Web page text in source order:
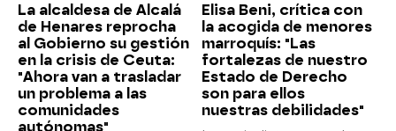
La alcaldesa de Alcalá
de Henares reprocha
al Gobierno su gestión
en la crisis de Ceuta:
"Ahora van a trasladar
un problema a las
comunidades
autónomas"
Elisa Beni, crítica con
la acogida de menores
marroquís: "Las
fortalezas de nuestro
Estado de Derecho
son para ellos
nuestras debilidades"